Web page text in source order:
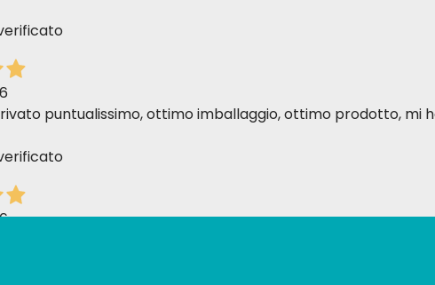
puntualissimo, ottimo imballaggio, ottimo prodotto, mi